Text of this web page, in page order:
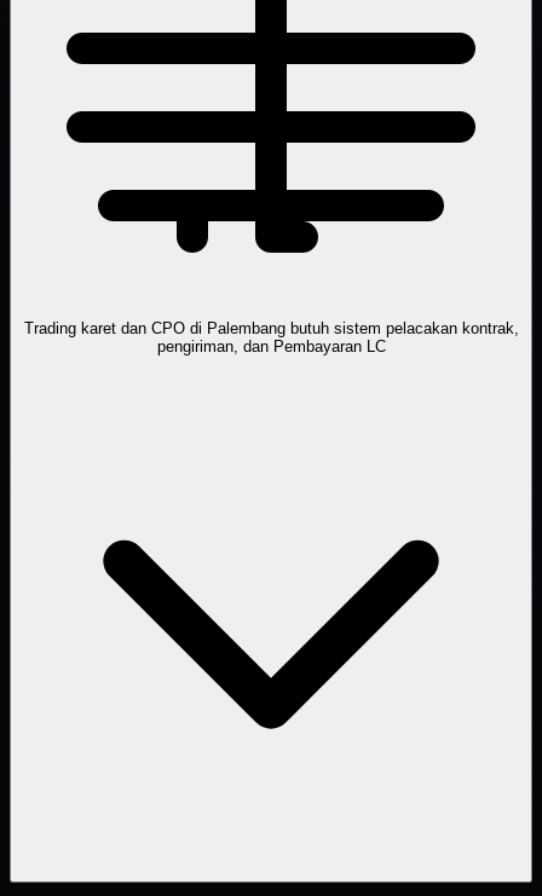
Trading karet dan CPO di Palembang butuh sistem pelacakan kontrak,
pengiriman, dan Pembayaran LC